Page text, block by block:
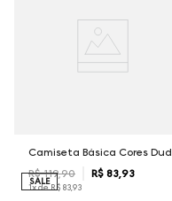
R$ 119,90 R$ 83,93
1x deR$ 83,93
SALE